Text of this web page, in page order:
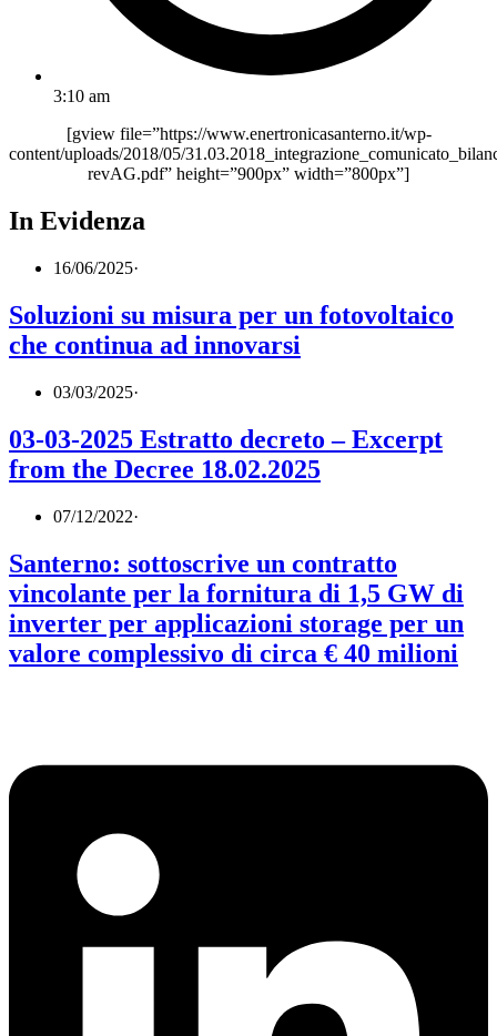
3:10 am
[gview file=”https://www.enertronicasanterno.it/wp-
content/uploads/2018/05/
revAG.pdf” height=”900px” width=”800px”]
In Evidenza
16/06/2025·
Soluzioni su misura per un fotovoltaico
che continua ad innovarsi
03/03/2025·
03-03-2025 Estratto decreto – Excerpt
from the Decree 18.02.2025
07/12/2022·
Santerno: sottoscrive un contratto
vincolante per la fornitura di 1,5 GW di
inverter per applicazioni storage per un
valore complessivo di circa € 40 milioni